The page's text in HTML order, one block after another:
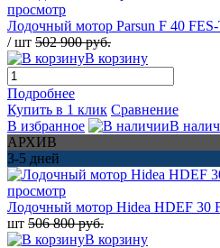
просмотр
Лодочный мотор Parsun F 40
/ шт 502 900 руб.
В корзину
Подробнее
Купить в 1 клик Сравнение
В избранное
В
АРХИВ
3-5 дней
просмотр
Лодочный мотор Hidea HDEF 30
шт 506 800 руб.
В корзину